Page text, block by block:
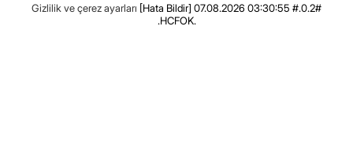
Gizlilik ve çerez ayarları [Hata Bildir] 07.08.2026 03:30:55 #.0.2#
.HCFOK.